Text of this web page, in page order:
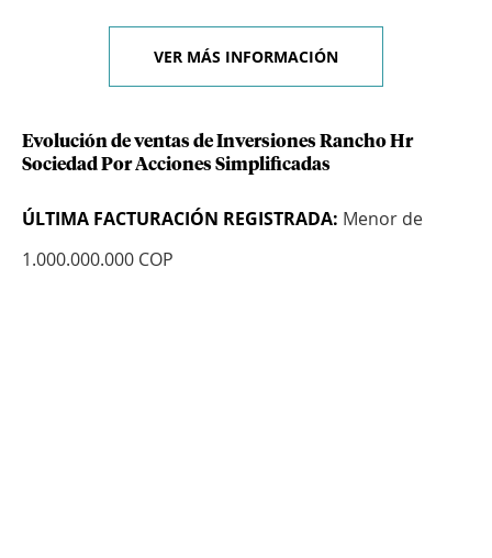
VER MÁS INFORMACIÓN
Evolución de ventas de Inversiones Rancho Hr
Sociedad Por Acciones Simplificadas
ÚLTIMA FACTURACIÓN REGISTRADA: Menor de
1.000.000.000 COP